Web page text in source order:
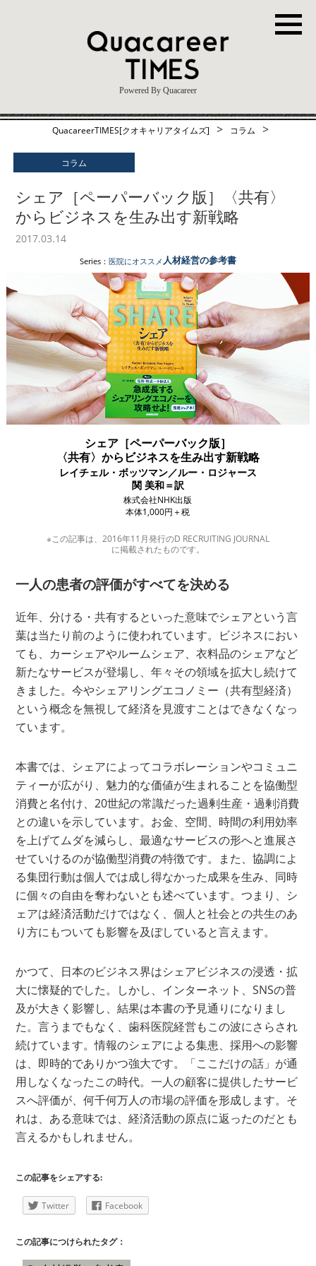
Powered By Quacareer
QuacareerTIMES[クオキャリアタイムズ] > コラム >
コラム
シェア［ペーパーバック版］〈共有〉
からビジネスを生み出す新戦略
2017.03.14
Series： 医院にオススメ 人材経営の参考書
シェア［ペーパーバック版］
〈共有〉からビジネスを生み出す新戦略
レイチェル・ボッツマン／ルー・ロジャース
関 美和＝訳
株式会社NHK出版
本体1,000円＋税
※この記事は、2016年11月発行のD RECRUITING JOURNAL
に掲載されたものです。
一人の患者の評価がすべてを決める
近年、分ける・共有するといった意味でシェアという言
葉は当たり前のように使われています。ビジネスにおい
ても、カーシェアやルームシェア、衣料品のシェアなど
新たなサービスが登場し、年々その領域を拡大し続けて
きました。今やシェアリングエコノミー（共有型経済）
という概念を無視して経済を見渡すことはできなくなっ
ています。
本書では、シェアによってコラボレーションやコミュニ
ティーが広がり、魅力的な価値が生まれることを協働型
消費と名付け、20世紀の常識だった過剰生産・過剰消費
との違いを示しています。お金、空間、時間の利用効率
を上げてムダを減らし、最適なサービスの形へと進展さ
せていけるのが協働型消費の特徴です。また、協調によ
る集団行動は個人では成し得なかった成果を生み、同時
に個々の自由を奪わないとも述べています。つまり、シ
ェアは経済活動だけではなく、個人と社会との共生のあ
り方にもついても影響を及ぼしていると言えます。
かつて、日本のビジネス界はシェアビジネスの浸透・拡
大に懐疑的でした。しかし、インターネット、SNSの普
及が大きく影響し、結果は本書の予見通りになりまし
た。言うまでもなく、歯科医院経営もこの波にさらされ
続けています。情報のシェアによる集患、採用への影響
は、即時的でありかつ強大です。「ここだけの話」が通
用しなくなったこの時代。一人の顧客に提供したサービ
スへ評価が、何千何万人の市場の評価を形成します。そ
れは、ある意味では、経済活動の原点に返ったのだとも
言えるかもしれません。
この記事をシェアする:
Twitter Facebook
この記事につけられたタグ：